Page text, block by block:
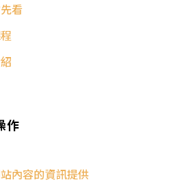
看
作
內容的資訊提供